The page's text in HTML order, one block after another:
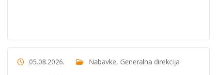
05.08.2026. Nabavke, Generalna direkcija